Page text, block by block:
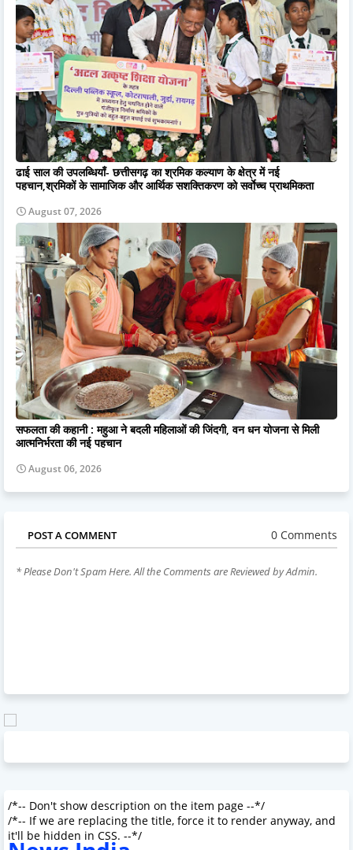
ढाई साल की उपलब्धियाँ- छत्तीसगढ़ का श्रमिक कल्याण के क्षेत्र में नई
पहचान,श्रमिकों के सामाजिक और आर्थिक सशक्तिकरण को सर्वाेच्च प्राथमिकता
August 07, 2026
सफलता की कहानी : महुआ ने बदली महिलाओं की जिंदगी, वन धन योजना से मिली
आत्मनिर्भरता की नई पहचान
August 06, 2026
POST A COMMENT 0 Comments
* Please Don't Spam Here. All the Comments are Reviewed by Admin.
/*-- Don't show description on the item page --*/
/*-- If we are replacing the title, force it to render anyway, and
it'll be hidden in CSS. --*/